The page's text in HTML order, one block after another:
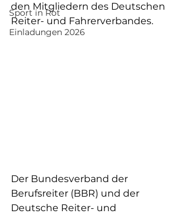
Sport in Rot
Einladungen 2026
den Mitgliedern des Deutschen
Reiter- und Fahrerverbandes.
Der Bundesverband der
Berufsreiter (BBR) und der
Deutsche Reiter- und